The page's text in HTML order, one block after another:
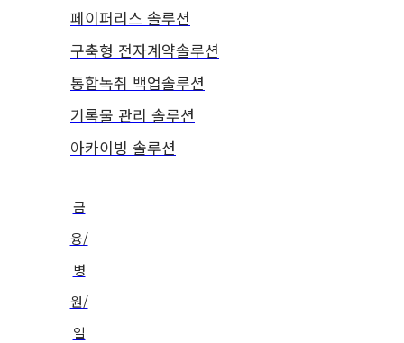
페이퍼리스 솔루션
구축형 전자계약솔루션
통합녹취 백업솔루션
기록물 관리 솔루션
아카이빙 솔루션
금
융/
병
원/
일